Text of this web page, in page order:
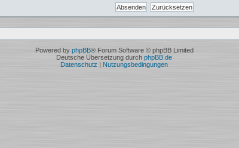
Powered by phpBB® Forum Software © phpBB Limited
Deutsche Übersetzung durch phpBB.de
Datenschutz | Nutzungsbedingungen